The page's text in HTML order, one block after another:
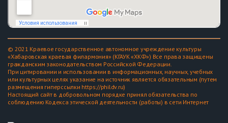
© 2021 Краевое государственное автономное учреждение культуры
«Хабаровская краевая филармония» (КГАУК «ХКФ») Все права защищены
гражданским законодательством Российской Федерации.
При цитировании и использовании в информационных, научных, учебных
или культурных целях указание на источник является обязательным (путем
размещения гиперссылки https://phildv.ru)
Настоящий сайт в добровольном порядке принял обязательства по
соблюдению Кодекса этической деятельности (работы) в сети Интернет